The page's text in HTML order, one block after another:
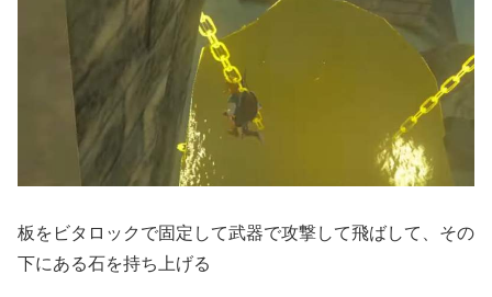
板をビタロックで固定して武器で攻撃して飛ばして、その
下にある石を持ち上げる